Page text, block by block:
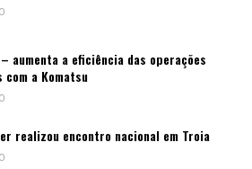
aumenta a eficiência das operações
a Komatsu
realizou encontro nacional em Troia